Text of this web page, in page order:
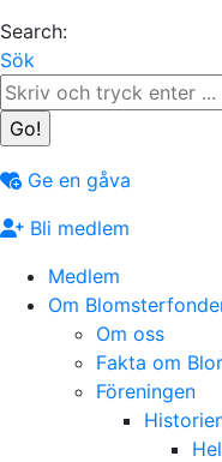
Search:
Sök
Ge en gåva
Bli medlem
Medlem
Om
Om oss
Fakta om
Föreningen